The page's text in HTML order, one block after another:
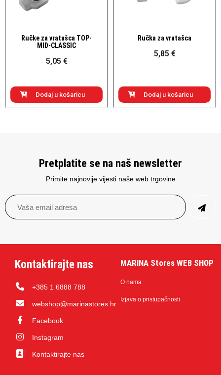
Brzi pogled
Ručke za vratašca TOP-
MID-CLASSIC
5,05 €
Dodaj u košaricu
Brzi pogled
Ručka za vratašca
5,85 €
Dodaj u košaricu
Pretplatite se na naš newsletter
Primite najnovije vijesti naše web trgovine
Kontaktirajte nas
+385 1 6888 788
webshop@marinastores.hr
Facebook
Instagram
Kontaktirajte nas
MARINA Stores WEB SHOP
O nama
Izjava o pristupačnosti